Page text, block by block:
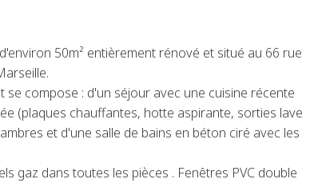
50m² entièrement rénové et situé au 66 rue
se compose : d'un séjour avec une cuisine récente
(plaques chauffantes, hotte aspirante, sorties lave
et d'une salle de bains en béton ciré avec les
gaz dans toutes les pièces . Fenêtres PVC double